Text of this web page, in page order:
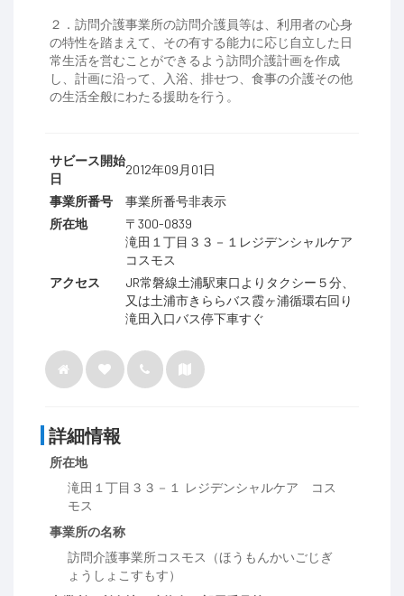
２．訪問介護事業所の訪問介護員等は、利用者の心身
の特性を踏まえて、その有する能力に応じ自立した日
常生活を営むことができるよう訪問介護計画を作成
し、計画に沿って、入浴、排せつ、食事の介護その他
の生活全般にわたる援助を行う。
サビース開始
日
2012年09月01日
事業所番号
事業所番号非表示
所在地
〒300-0839
滝田１丁目３３－１レジデンシャルケア
コスモス
アクセス
JR常磐線土浦駅東口よりタクシー５分、
又は土浦市きららバス霞ヶ浦循環右回り
滝田入口バス停下車すぐ
詳細情報
所在地
滝田１丁目３３－１ レジデンシャルケア コス
モス
事業所の名称
訪問介護事業所コスモス（ほうもんかいごじぎ
ょうしょこすもす）